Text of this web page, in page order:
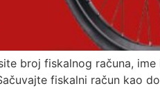
broj fiskalnog računa,
fiskalni račun kao